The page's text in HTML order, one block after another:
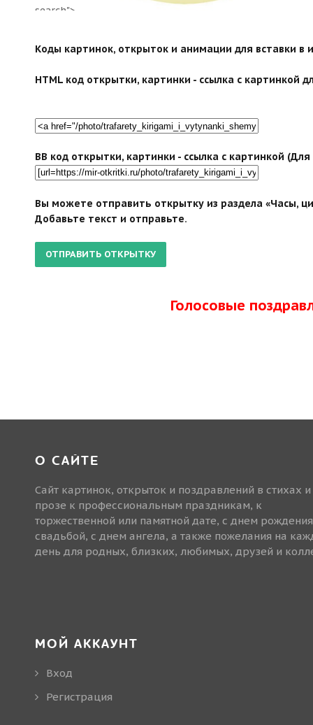
search">
Коды картинок, открыток и анимации для вставки в
HTML код открытки, картинки - ссылка с картинкой
BB код открытки, картинки - ссылка с картинкой
Вы можете отправить открытку из раздела «Часы,
Добавьте текст и отправьте.
Голосовые
О САЙТЕ
Сайт картинок, открыток и поздравлений в стихах и
прозе к профессиональным праздникам, к
торжественной или памятной дате, с днем
свадьбой, с днем ангела, а также пожелания на
день для родных, близких, любимых, друзей и
МОЙ АККАУНТ
Вход
Регистрация